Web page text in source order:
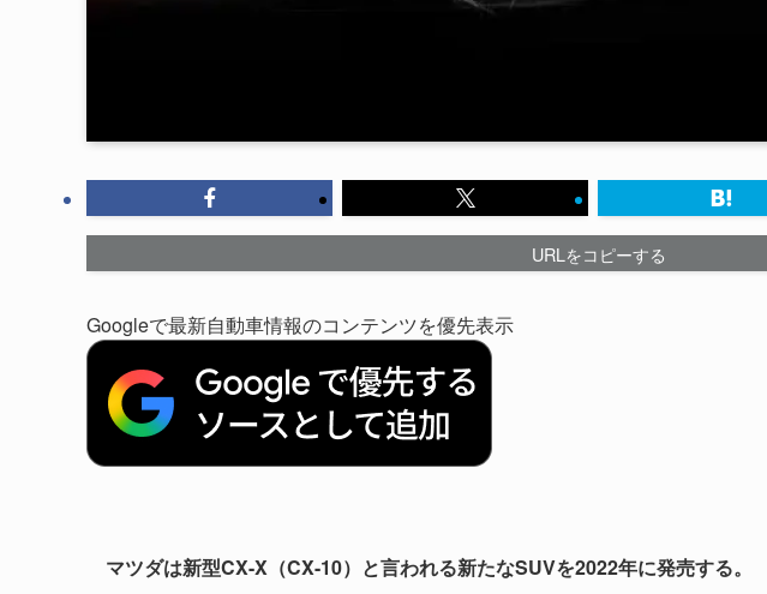
URLをコピーする
Googleで最新自動車情報のコンテンツを優先表示
マツダは新型CX-X（CX-10）と言われる新たなSUVを2022年に発売する。